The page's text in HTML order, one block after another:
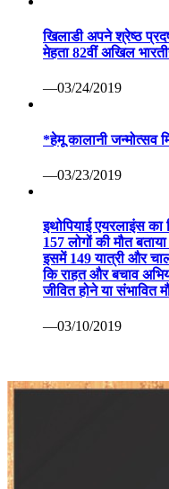
खिलाडी अपने श्रेष्ठ
मेहता 82वीं अखिल
—03/24/2019
*हेमू कालानी जन्मोत्सव
—03/23/2019
इथोपियाई एयरलाइंस
157 लोगों की मौत
इसमें 149 यात्री और
कि राहत और बचाव
जीवित होने या संभावित
—03/10/2019